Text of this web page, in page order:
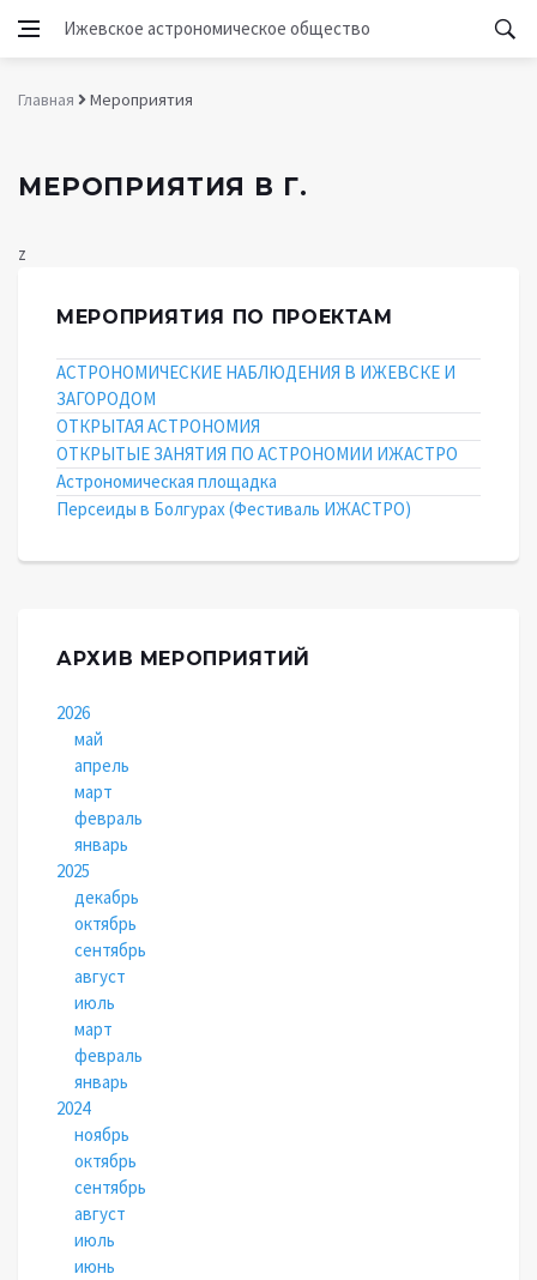
Ижевское астрономическое общество
Главная Мероприятия
МЕРОПРИЯТИЯ В Г.
z
МЕРОПРИЯТИЯ ПО ПРОЕКТАМ
АСТРОНОМИЧЕСКИЕ НАБЛЮДЕНИЯ В ИЖЕВСКЕ И
ЗАГОРОДОМ
ОТКРЫТАЯ АСТРОНОМИЯ
ОТКРЫТЫЕ ЗАНЯТИЯ ПО АСТРОНОМИИ ИЖАСТРО
Астрономическая площадка
Персеиды в Болгурах (Фестиваль ИЖАСТРО)
АРХИВ МЕРОПРИЯТИЙ
2026
май
апрель
март
февраль
январь
2025
декабрь
октябрь
сентябрь
август
июль
март
февраль
январь
2024
ноябрь
октябрь
сентябрь
август
июль
июнь